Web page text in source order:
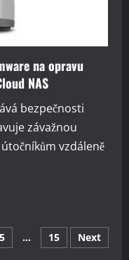
na opravu
NAS
bezpečnosti
závažnou
vzdáleně
5 … 15 Next